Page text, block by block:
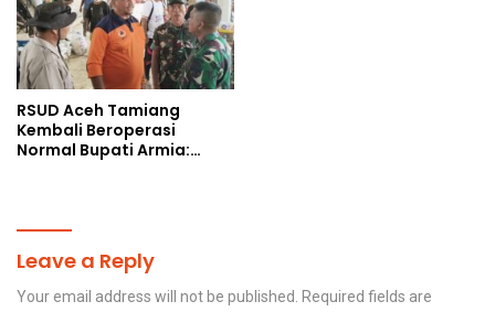
RSUD Aceh Tamiang
Kembali Beroperasi
Normal Bupati Armia:
Leave a Reply
Your email address will not be published.
Required fields are